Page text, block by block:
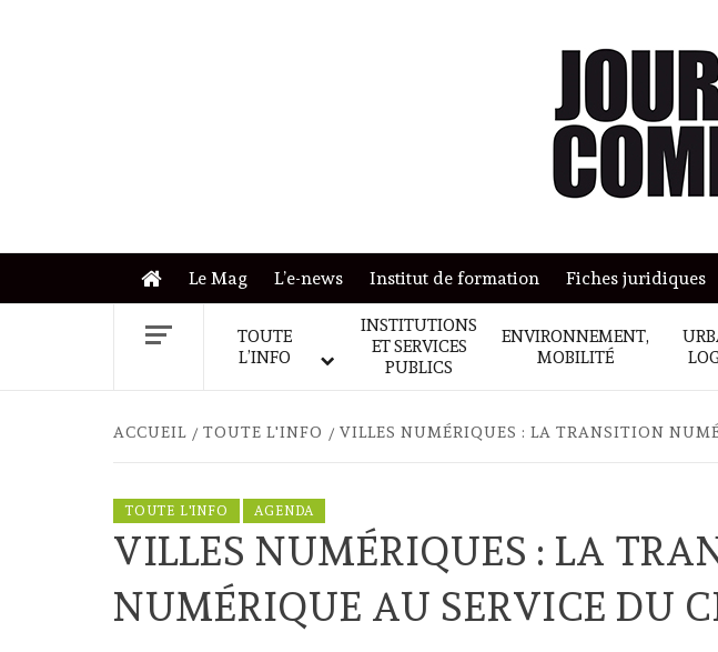
Le Mag L’e-news Institut de formation Fiches juridiques
TOUTE
L’INFO
INSTITUTIONS
ET SERVICES
PUBLICS
ENVIRONNEMENT,
MOBILITÉ
ACCUEIL TOUTE L'INFO VILLES NUMÉRIQUES : LA TRANSITION
TOUTE L'INFO AGENDA
VILLES NUMÉRIQUES : LA
NUMÉRIQUE AU SERVICE DU